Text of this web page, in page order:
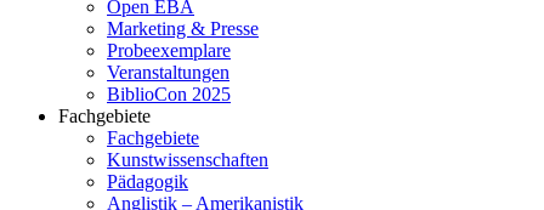
Open EBA
Marketing & Presse
Probeexemplare
Veranstaltungen
BiblioCon 2025
Fachgebiete
Fachgebiete
Kunstwissenschaften
Pädagogik
Anglistik – Amerikanistik